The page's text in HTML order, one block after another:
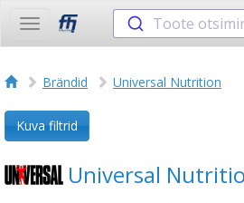
Toggle
navigation
Toote
Brändid Universal Nutrition
Kuva filtrid
Universal